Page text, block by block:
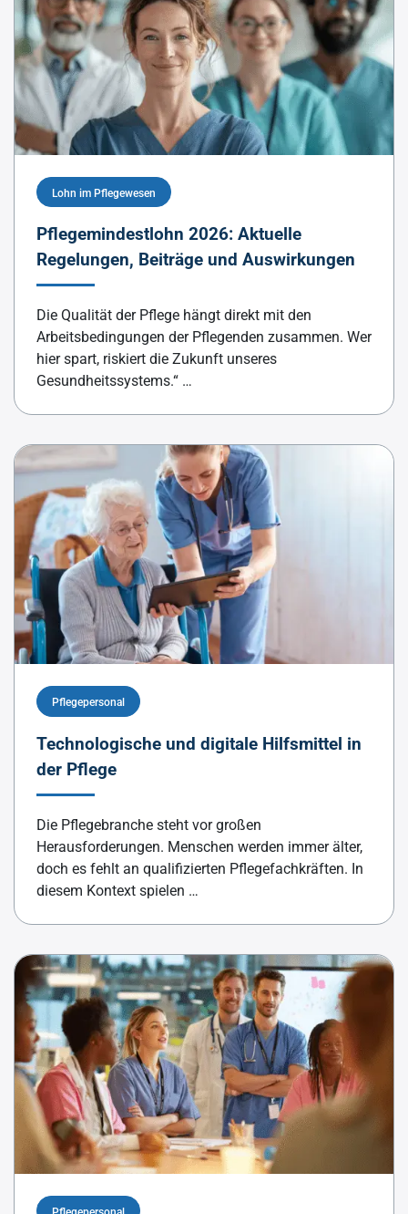
Lohn im Pflegewesen
Pflegemindestlohn 2026: Aktuelle
Regelungen, Beiträge und Auswirkungen
Die Qualität der Pflege hängt direkt mit den
Arbeitsbedingungen der Pflegenden zusammen. Wer
hier spart, riskiert die Zukunft unseres
Gesundheitssystems.“ …
Pflegepersonal
Technologische und digitale Hilfsmittel in
der Pflege
Die Pflegebranche steht vor großen
Herausforderungen. Menschen werden immer älter,
doch es fehlt an qualifizierten Pflegefachkräften. In
diesem Kontext spielen …